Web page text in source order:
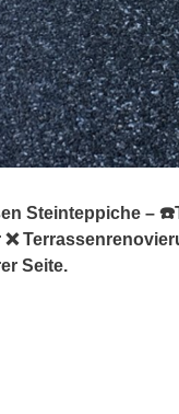
Steinteppiche –
Seite.